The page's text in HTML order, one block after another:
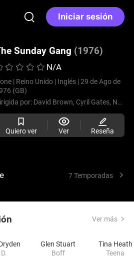
Iniciar sesión
Sunday Gang (1976)
N/A
| Reino Unido | Inglés | 29 de Ago de
(GB)
por: David Brown, Cyril Gates, Norman Stone,
Quiero ver Ver Reseña
7 Temporadas
Ver más
Glen Stuart
Boff
Tina Heath
Teena